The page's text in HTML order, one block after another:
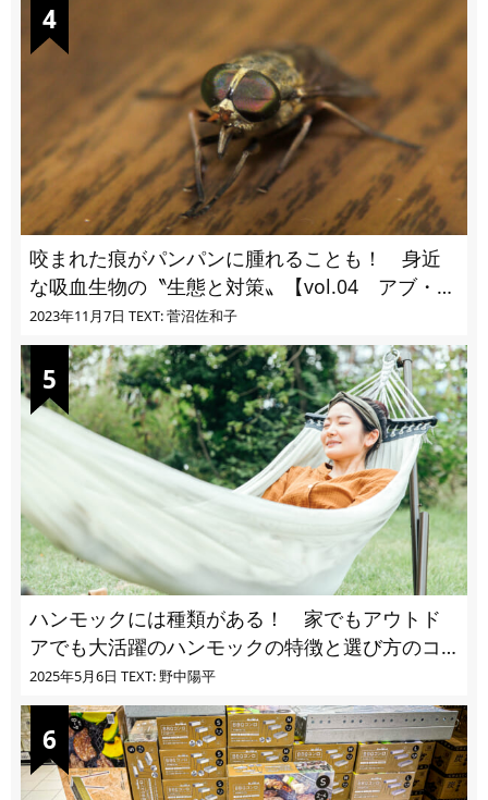
咬まれた痕がパンパンに腫れることも！ 身近
な吸血生物の〝生態と対策〟【vol.04 アブ・ブ
ユ・ヌカカ】
2023年11月7日 TEXT: 菅沼佐和子
ハンモックには種類がある！ 家でもアウトド
アでも大活躍のハンモックの特徴と選び方のコ
ツとは
2025年5月6日 TEXT: 野中陽平